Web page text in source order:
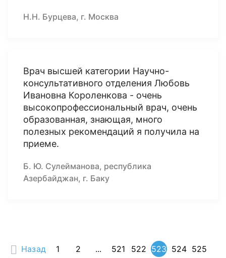
Н.Н. Бурцева, г. Москва
Врач высшей категории Научно-
консультативного отделения Любовь
Ивановна Короленкова - очень
высокопрофессиональный врач, очень
образованная, знающая, много
полезных рекомендаций я получила на
приеме.
Б. Ю. Сулейманова, республика
Азербайджан, г. Баку
Назад 1 2 ... 521 522 523 524 525